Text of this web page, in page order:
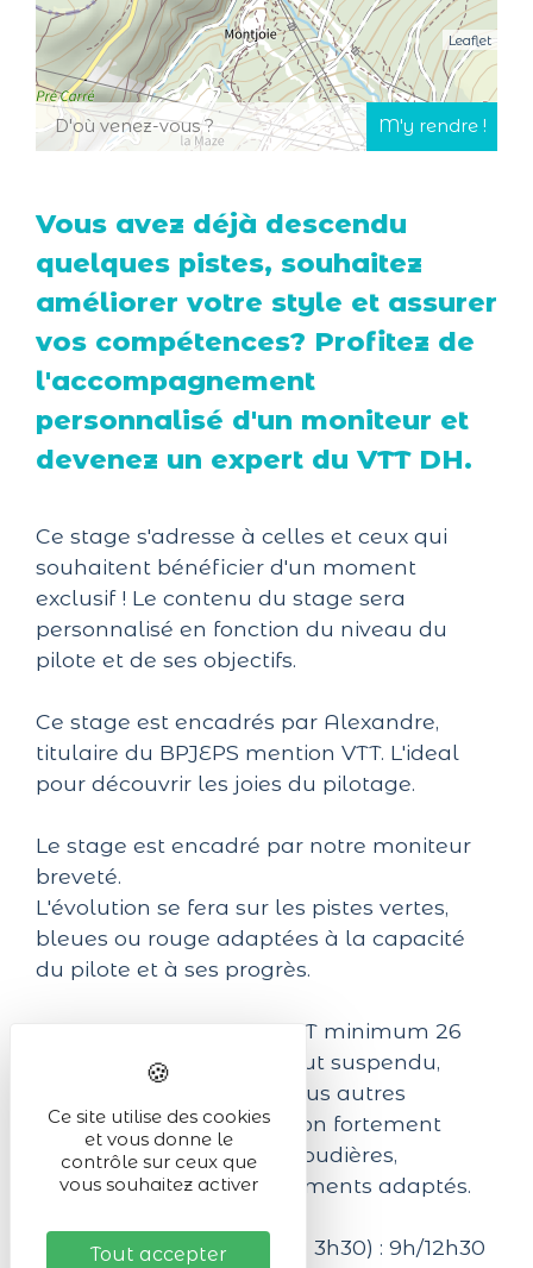
Leaflet
Vous avez déjà descendu
quelques pistes, souhaitez
améliorer votre style et assurer
vos compétences? Profitez de
l'accompagnement
personnalisé d'un moniteur et
devenez un expert du VTT DH.
Ce stage s'adresse à celles et ceux qui
souhaitent bénéficier d'un moment
exclusif ! Le contenu du stage sera
personnalisé en fonction du niveau du
pilote et de ses objectifs.
Ce stage est encadrés par Alexandre,
titulaire du BPJEPS mention VTT. L'ideal
pour découvrir les joies du pilotage.
Le stage est encadré par notre moniteur
breveté.
L'évolution se fera sur les pistes vertes,
bleues ou rouge adaptées à la capacité
du pilote et à ses progrès.
VTT minimum 26
pouces, semi-rigide ou tout suspendu,
casque DH obligatoire, tous autres
équipements de protection fortement
conseillés (tels dorsale, coudières,
genouillères, gants), vêtements adaptés.
Durée : 1/2 journée (durée 3h30) : 9h/12h30
Ce site utilise des cookies
et vous donne le
contrôle sur ceux que
vous souhaitez activer
Tout accepter